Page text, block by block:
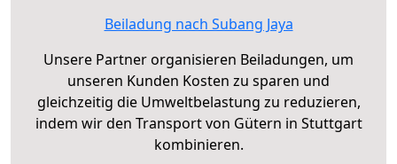
Beiladung nach Subang Jaya
Unsere Partner organisieren Beiladungen, um
unseren Kunden Kosten zu sparen und
gleichzeitig die Umweltbelastung zu reduzieren,
indem wir den Transport von Gütern in Stuttgart
kombinieren.